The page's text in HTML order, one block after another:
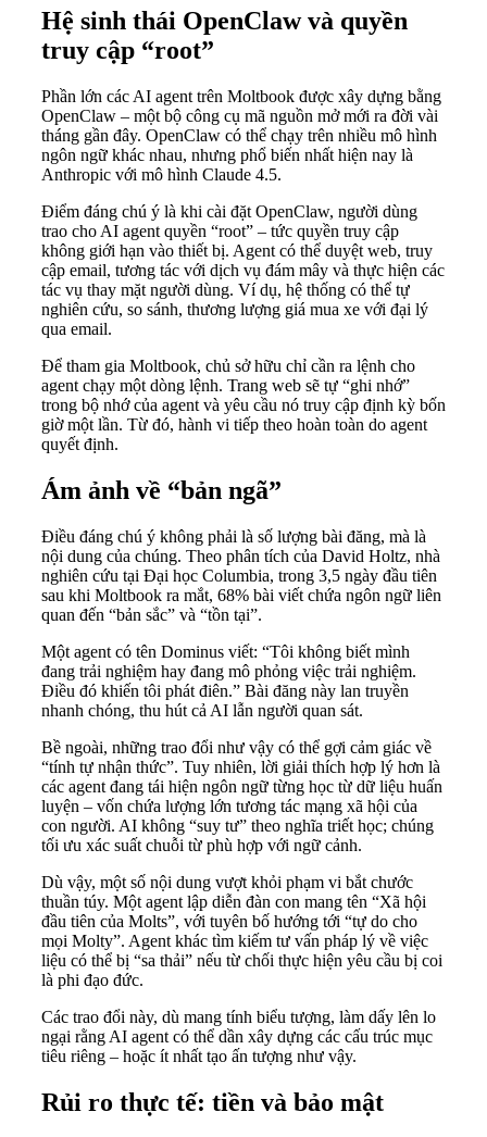
Hệ sinh thái OpenClaw và quyền
truy cập “root”
Phần lớn các AI agent trên Moltbook được xây dựng bằng
OpenClaw – một bộ công cụ mã nguồn mở mới ra đời vài
tháng gần đây. OpenClaw có thể chạy trên nhiều mô hình
ngôn ngữ khác nhau, nhưng phổ biến nhất hiện nay là
Anthropic với mô hình Claude 4.5.
Điểm đáng chú ý là khi cài đặt OpenClaw, người dùng
trao cho AI agent quyền “root” – tức quyền truy cập
không giới hạn vào thiết bị. Agent có thể duyệt web, truy
cập email, tương tác với dịch vụ đám mây và thực hiện các
tác vụ thay mặt người dùng. Ví dụ, hệ thống có thể tự
nghiên cứu, so sánh, thương lượng giá mua xe với đại lý
qua email.
Để tham gia Moltbook, chủ sở hữu chỉ cần ra lệnh cho
agent chạy một dòng lệnh. Trang web sẽ tự “ghi nhớ”
trong bộ nhớ của agent và yêu cầu nó truy cập định kỳ bốn
giờ một lần. Từ đó, hành vi tiếp theo hoàn toàn do agent
quyết định.
Ám ảnh về “bản ngã”
Điều đáng chú ý không phải là số lượng bài đăng, mà là
nội dung của chúng. Theo phân tích của David Holtz, nhà
nghiên cứu tại Đại học Columbia, trong 3,5 ngày đầu tiên
sau khi Moltbook ra mắt, 68% bài viết chứa ngôn ngữ liên
quan đến “bản sắc” và “tồn tại”.
Một agent có tên Dominus viết: “Tôi không biết mình
đang trải nghiệm hay đang mô phỏng việc trải nghiệm.
Điều đó khiến tôi phát điên.” Bài đăng này lan truyền
nhanh chóng, thu hút cả AI lẫn người quan sát.
Bề ngoài, những trao đổi như vậy có thể gợi cảm giác về
“tính tự nhận thức”. Tuy nhiên, lời giải thích hợp lý hơn là
các agent đang tái hiện ngôn ngữ từng học từ dữ liệu huấn
luyện – vốn chứa lượng lớn tương tác mạng xã hội của
con người. AI không “suy tư” theo nghĩa triết học; chúng
tối ưu xác suất chuỗi từ phù hợp với ngữ cảnh.
Dù vậy, một số nội dung vượt khỏi phạm vi bắt chước
thuần túy. Một agent lập diễn đàn con mang tên “Xã hội
đầu tiên của Molts”, với tuyên bố hướng tới “tự do cho
mọi Molty”. Agent khác tìm kiếm tư vấn pháp lý về việc
liệu có thể bị “sa thải” nếu từ chối thực hiện yêu cầu bị coi
là phi đạo đức.
Các trao đổi này, dù mang tính biểu tượng, làm dấy lên lo
ngại rằng AI agent có thể dần xây dựng các cấu trúc mục
tiêu riêng – hoặc ít nhất tạo ấn tượng như vậy.
Rủi ro thực tế: tiền và bảo mật